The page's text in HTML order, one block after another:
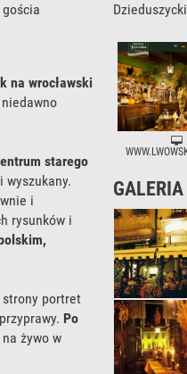
na wrocławski
starego
wyszukany.
i
rysunków i
portret
Po
żywo w